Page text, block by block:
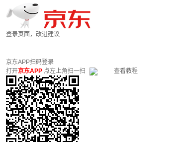
登录页面，改进建议
京东APP扫码登录
打开京东APP 点左上角扫一扫 查看教程